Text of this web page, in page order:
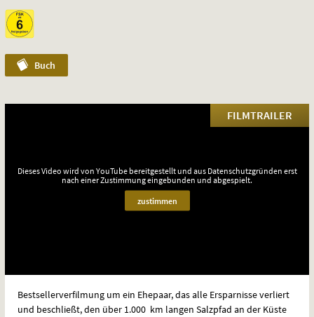
Buch
FILMTRAILER
Dieses Video wird von YouTube bereitgestellt und aus Datenschutzgründen erst
nach einer Zustimmung eingebunden und abgespielt.
zustimmen
Bestsellerverfilmung um ein Ehepaar, das alle Ersparnisse verliert
und beschließt, den über 1.000 km langen Salzpfad an der Küste